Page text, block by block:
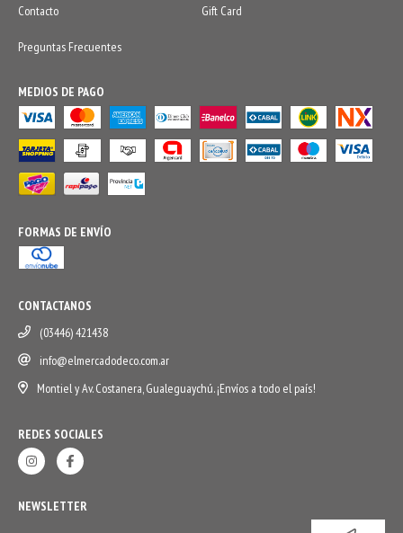
Contacto Gift Card
Preguntas Frecuentes
MEDIOS DE PAGO
FORMAS DE ENVÍO
CONTACTANOS
(03446) 421438
info@elmercadodeco.com.ar
Montiel y Av. Costanera, Gualeguaychú. ¡Envíos a todo el país!
REDES SOCIALES
NEWSLETTER